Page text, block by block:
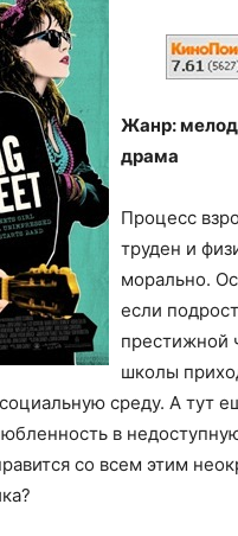
Жанр:
драма
Процесс
труден и
морально.
если
престижной
школы
среду. А тут
в
со всем этим